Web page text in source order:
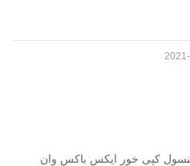
کنسول کپی خور ایکس باکس وان